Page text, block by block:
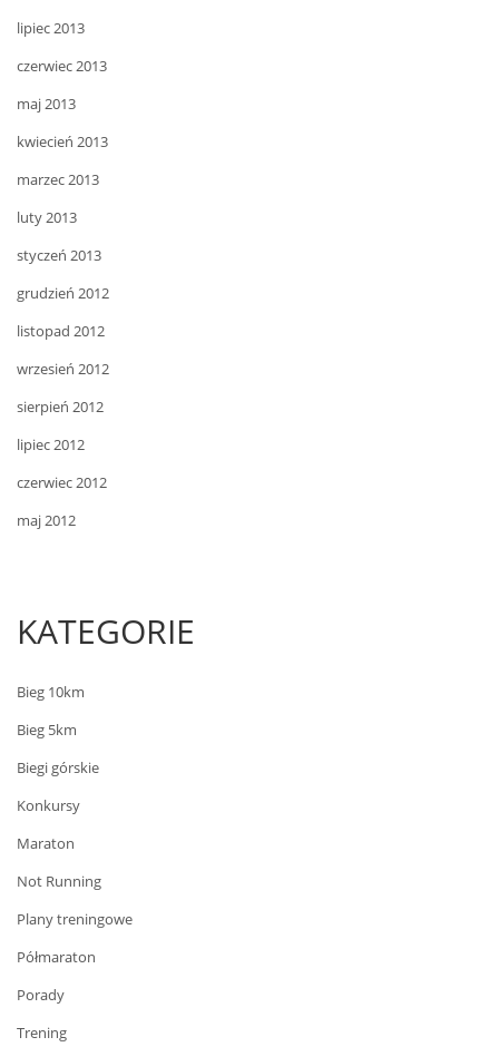
lipiec 2013
czerwiec 2013
maj 2013
kwiecień 2013
marzec 2013
luty 2013
styczeń 2013
grudzień 2012
listopad 2012
wrzesień 2012
sierpień 2012
lipiec 2012
czerwiec 2012
maj 2012
KATEGORIE
Bieg 10km
Bieg 5km
Biegi górskie
Konkursy
Maraton
Not Running
Plany treningowe
Półmaraton
Porady
Trening